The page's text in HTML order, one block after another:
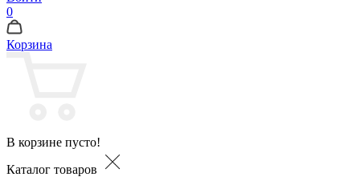
0
Корзина
В корзине пусто!
Каталог товаров